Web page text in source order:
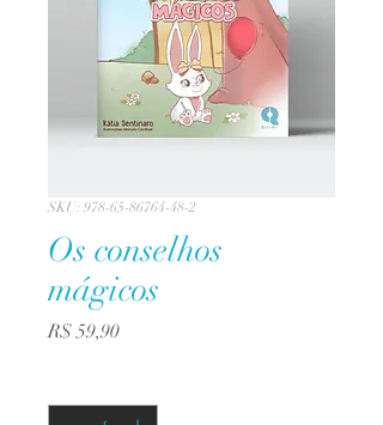
SKU: 978-65-86764-48-2
Os conselhos
mágicos
R$ 59,90Preço